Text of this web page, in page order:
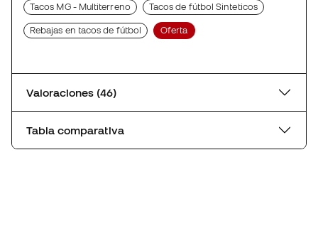
Tacos MG - Multiterreno Tacos de fútbol Sinteticos
Rebajas en tacos de fútbol Oferta
Valoraciones (46)
Tabla comparativa